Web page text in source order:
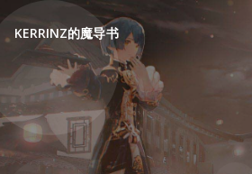
KERRINZ的魔导书